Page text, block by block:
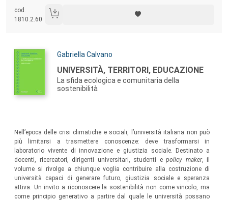
lento, in linea con gli obiettivi europei di Agenda 2030, nella
consapevolezza dei potenziali benefici della mobilità attiva e della
cod.
1810.2.60
Autori:
Gabriella Calvano
Titolo:
UNIVERSITÀ, TERRITORI, EDUCAZIONE
La sfida ecologica e comunitaria della
sostenibilità
Nell’epoca delle crisi climatiche e sociali, l’università italiana non può
più limitarsi a trasmettere conoscenze: deve trasformarsi in
laboratorio vivente di innovazione e giustizia sociale. Destinato a
docenti, ricercatori, dirigenti universitari, studenti e policy maker, il
volume si rivolge a chiunque voglia contribuire alla costruzione di
università capaci di generare futuro, giustizia sociale e speranza
attiva. Un invito a riconoscere la sostenibilità non come vincolo, ma
come principio generativo a partire dal quale le università possano